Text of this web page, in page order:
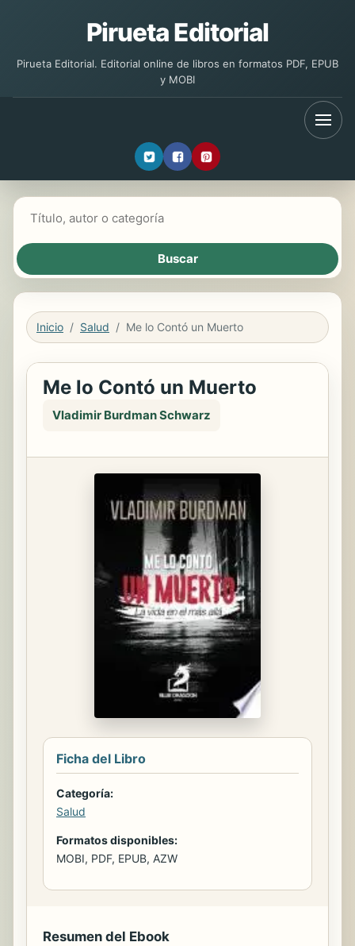
Pirueta Editorial
Pirueta Editorial. Editorial online de libros en formatos PDF, EPUB
y MOBI
Inicio Salud Me lo Contó un Muerto
Me lo Contó un Muerto
Vladimir Burdman Schwarz
Ficha del Libro
Categoría:
Salud
Formatos disponibles:
MOBI, PDF, EPUB, AZW
Resumen del Ebook